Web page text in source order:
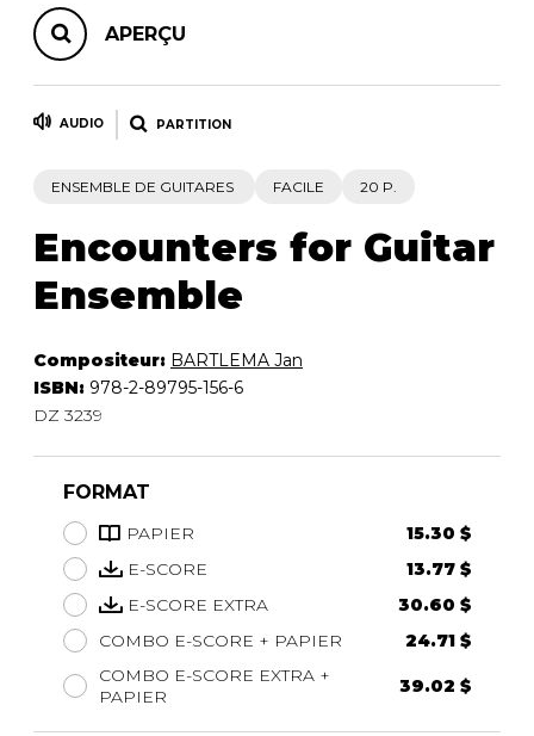
APERÇU
AUDIO PARTITION
ENSEMBLE DE GUITARES FACILE 20 P.
Encounters for Guitar
Ensemble
Compositeur: BARTLEMA Jan
ISBN: 978-2-89795-156-6
DZ 3239
FORMAT
PAPIER
15.30 $
E-SCORE
13.77 $
E-SCORE EXTRA
30.60 $
COMBO E-SCORE + PAPIER
24.71 $
COMBO E-SCORE EXTRA +
PAPIER
39.02 $